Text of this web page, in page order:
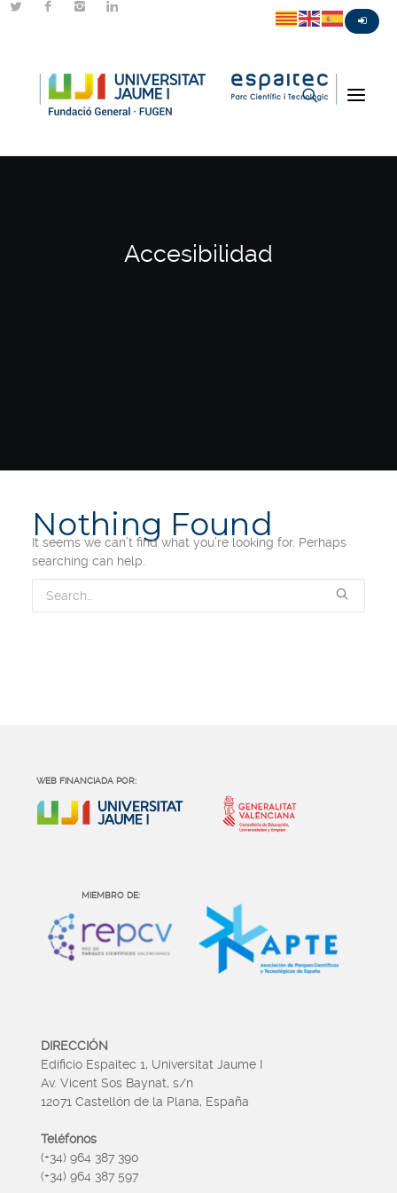
Accesibilidad
Nothing Found
It seems we can’t find what you’re looking for. Perhaps
searching can help.
WEB FINANCIADA POR:
MIEMBRO DE:
DIRECCIÓN
Edificio Espaitec 1, Universitat Jaume I
Av. Vicent Sos Baynat, s/n
12071 Castellón de la Plana, España
Teléfonos
(+34) 964 387 390
(+34) 964 387 597